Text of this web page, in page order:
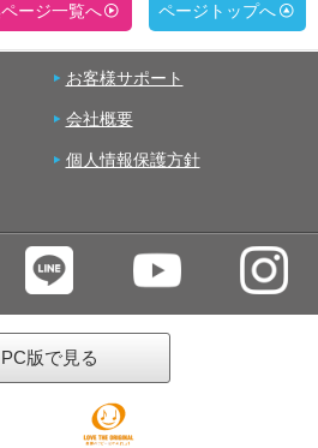
ージ一覧へ ページトップへ
お客様サポート
会社概要
個人情報保護方針
PC版で見る